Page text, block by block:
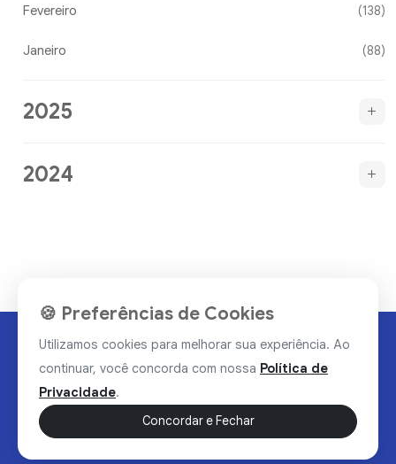
Fevereiro (138)
Janeiro (88)
2025
2024
🍪 Preferências de Cookies
Utilizamos cookies para melhorar sua experiência. Ao
continuar, você concorda com nossa Política de
Privacidade.
Concordar e Fechar